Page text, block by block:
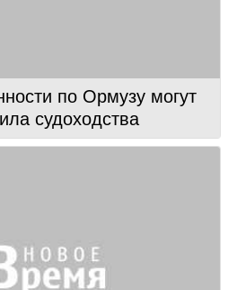
по Ормузу могут
судоходства